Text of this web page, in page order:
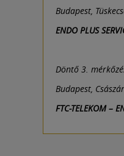
Budapest,
ENDO PLUS
Döntő 3.
Budapest,
FTC-TELEKOM –